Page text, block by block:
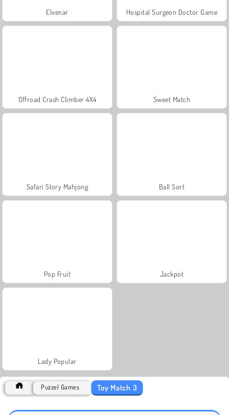
Elvenar Hospital Surgeon Doctor Game
Offroad Crash Climber 4X4 Sweet Match
Safari Story Mahjong Ball Sort
Pop Fruit Jackpot
Lady Popular
Puzzel Games Toy Match 3